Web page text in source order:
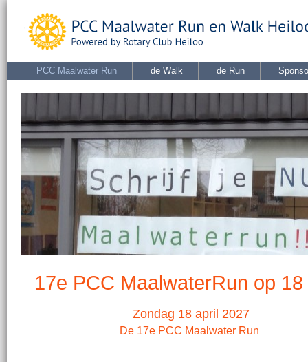
PCC Maalwater Run de Walk de Run
17e PCC MaalwaterRun op 18
Zondag 18 april 2027
De 17e PCC Maalwater Run